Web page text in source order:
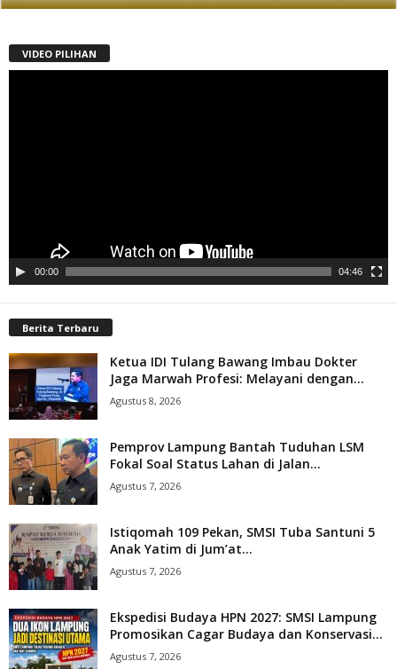
VIDEO PILIHAN
00:00 04:46
Berita Terbaru
Ketua IDI Tulang Bawang Imbau Dokter
Jaga Marwah Profesi: Melayani dengan...
Agustus 8, 2026
Pemprov Lampung Bantah Tuduhan LSM
Fokal Soal Status Lahan di Jalan...
Agustus 7, 2026
Istiqomah 109 Pekan, SMSI Tuba Santuni 5
Anak Yatim di Jum’at...
Agustus 7, 2026
Ekspedisi Budaya HPN 2027: SMSI Lampung
Promosikan Cagar Budaya dan Konservasi...
Agustus 7, 2026